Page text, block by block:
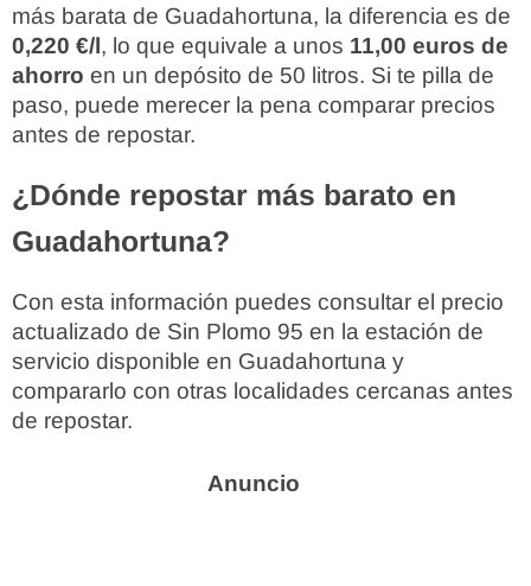
más barata de Guadahortuna, la diferencia es de
0,220 €/l, lo que equivale a unos 11,00 euros de
ahorro en un depósito de 50 litros. Si te pilla de
paso, puede merecer la pena comparar precios
antes de repostar.
¿Dónde repostar más barato en
Guadahortuna?
Con esta información puedes consultar el precio
actualizado de Sin Plomo 95 en la estación de
servicio disponible en Guadahortuna y
compararlo con otras localidades cercanas antes
de repostar.